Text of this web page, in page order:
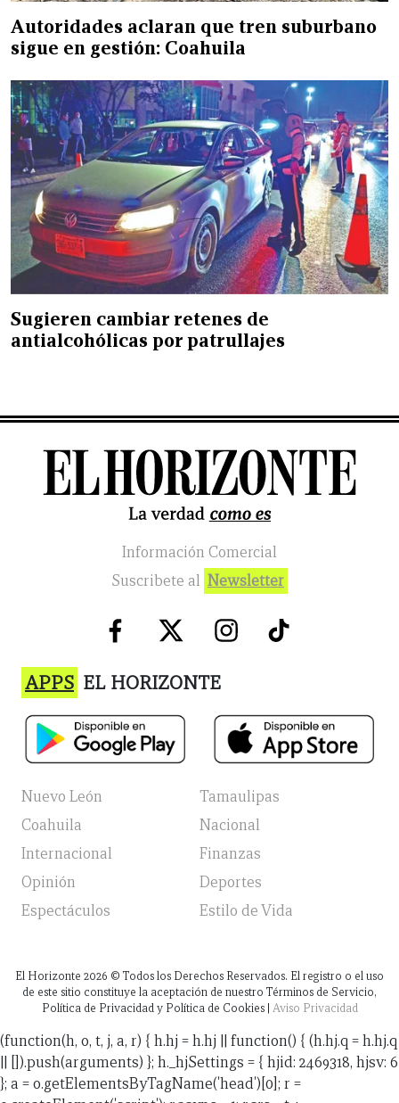
Autoridades aclaran que tren suburbano
sigue en gestión: Coahuila
Sugieren cambiar retenes de
antialcohólicas por patrullajes
Información Comercial
Suscribete al Newsletter
APPS EL HORIZONTE
Nuevo León
Tamaulipas
Coahuila
Nacional
Internacional
Finanzas
Opinión
Deportes
Espectáculos
Estilo de Vida
El Horizonte 2026 © Todos los Derechos Reservados. El registro o el uso
de este sitio constituye la aceptación de nuestro Términos de Servicio,
Política de Privacidad y Política de Cookies | Aviso Privacidad
(function(h, o, t, j, a, r) { h.hj = h.hj || function() { (h.hj.q = h.hj.q
|| []).push(arguments) }; h._hjSettings = { hjid: 2469318, hjsv: 6
}; a = o.getElementsByTagName('head')[0]; r =